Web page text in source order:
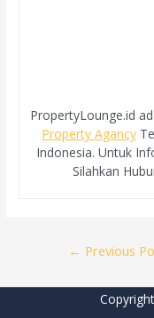
PropertyLounge.id
Property Agancy
Indonesia. Untuk
Silahkan
← Previous